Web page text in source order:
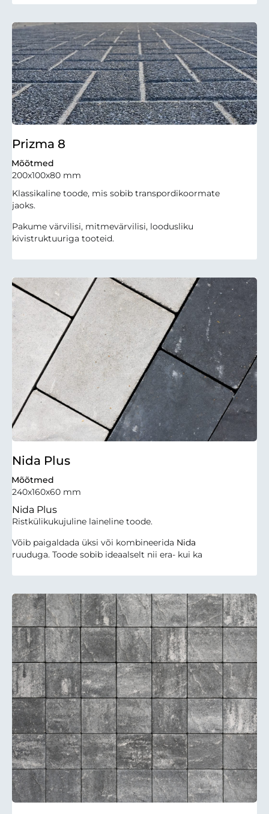
Prizma 8
Mõõtmed
200x100x80 mm
Klassikaline toode, mis sobib transpordikoormate
jaoks.
Pakume värvilisi, mitmevärvilisi, loodusliku
kivistruktuuriga tooteid.
Nida Plus
Mõõtmed
240x160x60 mm
Nida Plus
Ristkülikukujuline laineline toode.
Võib paigaldada üksi või kombineerida Nida
ruuduga. Toode sobib ideaalselt nii era- kui ka